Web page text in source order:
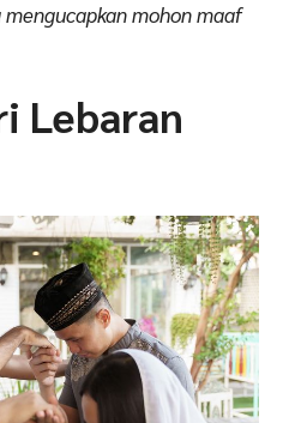
mengucapkan mohon maaf
Lebaran